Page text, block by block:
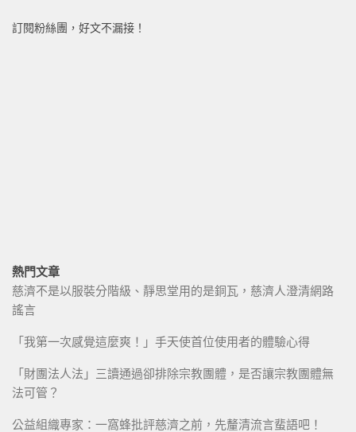
訂閱粉絲團，好文不漏接！
熱門文章
慈濟不是以服裝分階級、靜思堂用的是銅瓦，慈濟人澄清網路
謠言
「我第一次感覺這麼爽！」手天使首位使用者的體驗心得
「財團法人法」三讀通過卻排除宗教團體，是否讓宗教團體無
法可管？
公益組織專家：一窩蜂批評慈濟之前，先釐清流言蜚語吧！